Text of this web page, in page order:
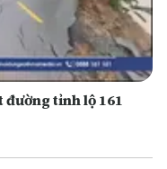
đường tỉnh lộ 161